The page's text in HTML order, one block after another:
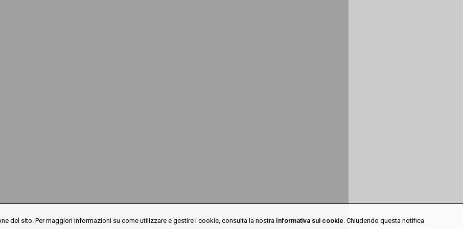
del sito. Per maggiori informazioni su come utilizzare e gestire i cookie, consulta la nostra Informativa sui cookie. Chiudendo questa notifica